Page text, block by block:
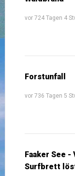
vor 724 Tagen 4
Forstunfall
vor 736 Tagen 5
Faaker See
Surfbrett